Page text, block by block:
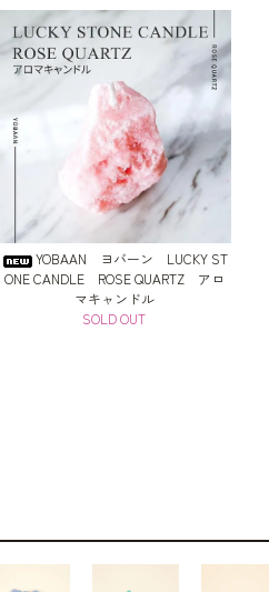
YOBAAN ヨバーン LUCKY ST
ONE CANDLE ROSE QUARTZ アロ
マキャンドル
SOLD OUT